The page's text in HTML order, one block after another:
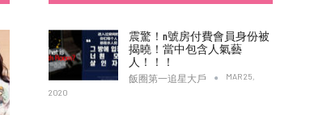
震驚！n號房付費會員身份被
揭曉！當中包含人氣藝
人！！！
飯圈第一追星大戶
MAR 25,
2020